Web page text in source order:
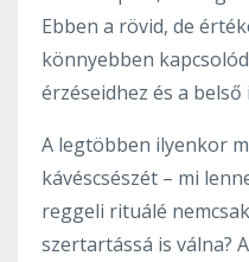
Ebben a rövid, de
könnyebben
érzéseidhez és a
A legtöbben ilyenkor
kávéscsészét – mi
reggeli rituálé
szertartássá is válna?